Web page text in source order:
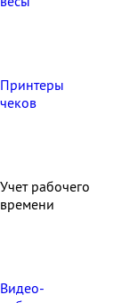
Принтеры
чеков
Учет рабочего
времени
Видео‑